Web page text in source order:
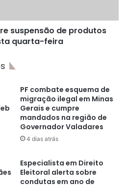
suspensão de produtos
quarta-feira
PF combate esquema de
migração ilegal em Minas
Gerais e cumpre
mandados na região de
Governador Valadares
4 dias atrás
Especialista em Direito
Eleitoral alerta sobre
condutas em ano de